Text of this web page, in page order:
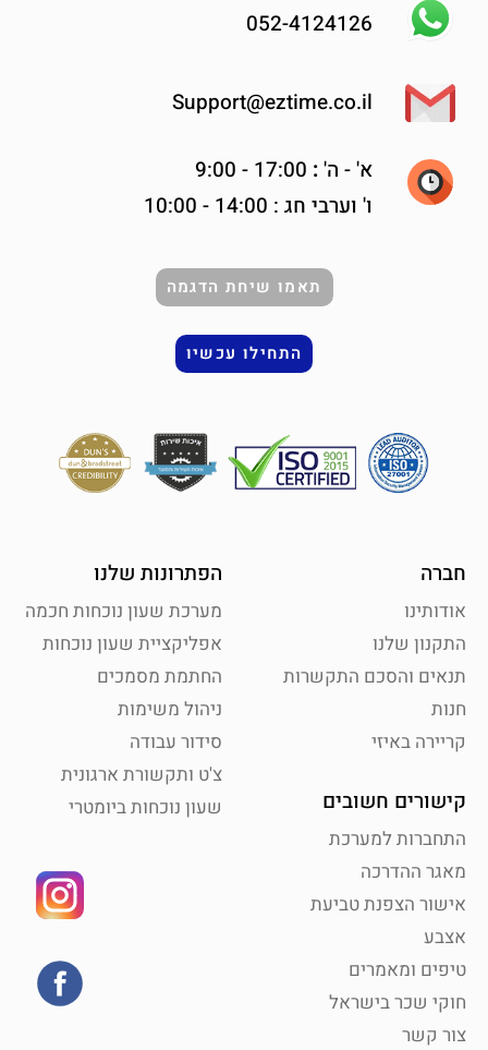
052-4124126
Support@eztime.co.il
א' - ה':
ו' וערבי חג : 14:00 - 10:00
תאמו שיחת הדגמה
התחילו עכשיו
חברה
אודותינו
התקנון שלנו
תנאים והסכם התקשרות
חנות
קריירה באיזי
קישורים חשובים
התחברות למערכת
מאגר ההדרכה
אישור הצפנת טביעת
אצבע
טיפים ומאמרים
חוקי שכר בישראל
צור קשר
הפתרונות שלנו
מערכת שעון נוכחות חכמה
אפליקציית שעון נוכחות
החתמת מסמכים
ניהול משימות
סידור עבודה
צ'ט ותקשורת ארגונית
שעון נוכחות ביומטרי